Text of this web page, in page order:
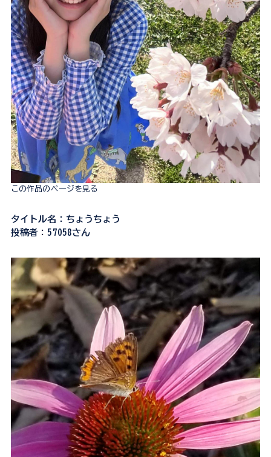
この作品のページを見る
タイトル名：ちょうちょう
投稿者：57058さん